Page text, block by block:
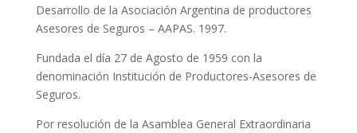
Desarrollo de la Asociación Argentina de productores
Asesores de Seguros – AAPAS. 1997.
Fundada el día 27 de Agosto de 1959 con la
denominación Institución de Productores-Asesores de
Seguros.
Por resolución de la Asamblea General Extraordinaria